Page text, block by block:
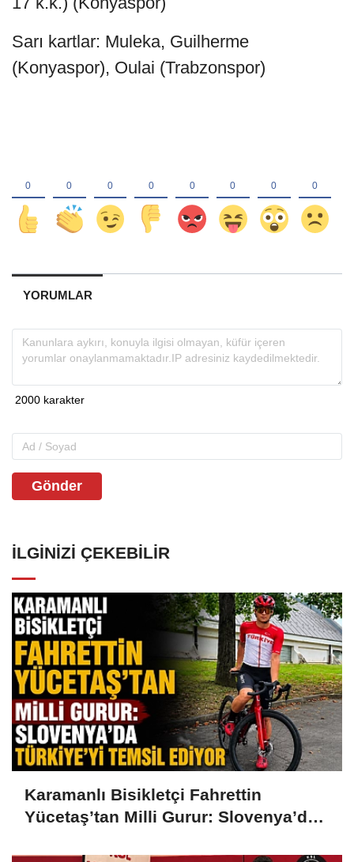
Sarı kartlar: Muleka, Guilherme
(Konyaspor), Oulai (Trabzonspor)
YORUMLAR
Gönder
İLGINIZI ÇEKEBILIR
Karamanlı Bisikletçi Fahrettin
Yücetaş’tan Milli Gurur: Slovenya’da